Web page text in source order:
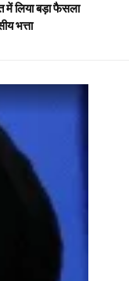
में लिया बड़ा फैसला
भत्ता